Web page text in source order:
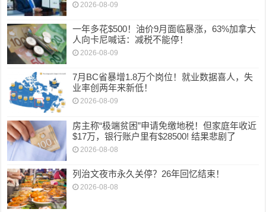
2026-08-09
一年多花$500！油价9月面临暴涨，63%加拿大
人向卡尼喊话：减税不能停！
2026-08-09
7月BC省暴增1.8万个岗位！就业数据喜人，失
业率创两年来新低！
2026-08-09
房主称“极端贫困”申请免缴地税！但家庭年收近
$17万，银行账户里有$28500! 结果悲剧了
2026-08-08
列治文夜市永久关停？26年回忆结束！
2026-08-08